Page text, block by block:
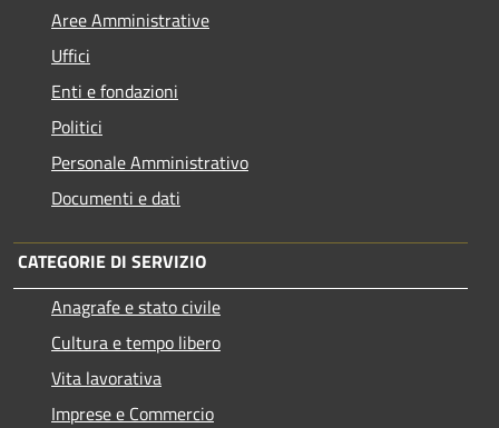
Aree Amministrative
Uffici
Enti e fondazioni
Politici
Personale Amministrativo
Documenti e dati
CATEGORIE DI SERVIZIO
Anagrafe e stato civile
Cultura e tempo libero
Vita lavorativa
Imprese e Commercio